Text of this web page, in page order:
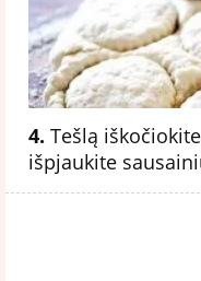
4. Tešlą
išpjaukite